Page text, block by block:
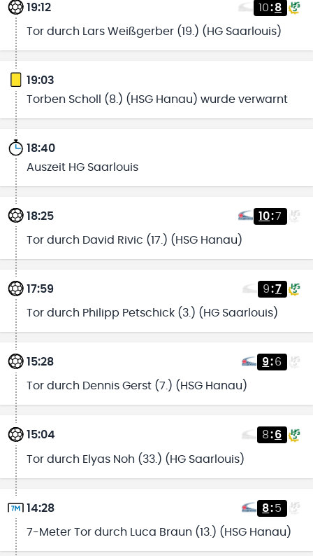
19:12 10:8
Tor durch Lars Weißgerber (19.) (HG Saarlouis)
19:03
Torben Scholl (8.) (HSG Hanau) wurde verwarnt
18:40
Auszeit HG Saarlouis
18:25 10:7
Tor durch David Rivic (17.) (HSG Hanau)
17:59 9:7
Tor durch Philipp Petschick (3.) (HG Saarlouis)
15:28 9:6
Tor durch Dennis Gerst (7.) (HSG Hanau)
15:04 8:6
Tor durch Elyas Noh (33.) (HG Saarlouis)
14:28 8:5
7-Meter Tor durch Luca Braun (13.) (HSG Hanau)